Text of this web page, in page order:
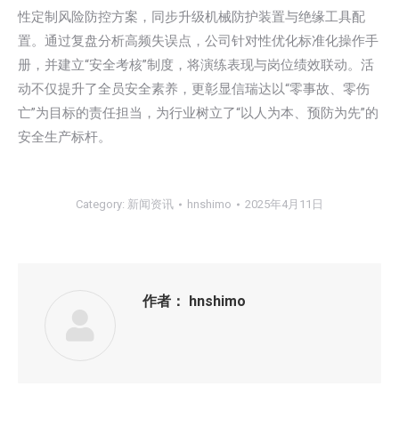
性定制风险防控方案，同步升级机械防护装置与绝缘工具配
置。通过复盘分析高频失误点，公司针对性优化标准化操作手
册，并建立“安全考核”制度，将演练表现与岗位绩效联动。活
动不仅提升了全员安全素养，更彰显信瑞达以“零事故、零伤
亡”为目标的责任担当，为行业树立了“以人为本、预防为先”的
安全生产标杆。
Category: 新闻资讯 hnshimo 2025年4月11日
作者： hnshimo